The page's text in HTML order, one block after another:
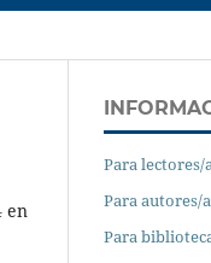
en
Para lectores/
Para autores/
Para